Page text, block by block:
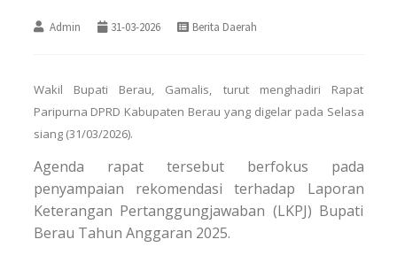
Admin 31-03-2026 Berita Daerah
Wakil Bupati Berau, Gamalis, turut menghadiri Rapat
Paripurna DPRD Kabupaten Berau yang digelar pada Selasa
siang (31/03/2026).
Agenda rapat tersebut berfokus pada
penyampaian rekomendasi terhadap Laporan
Keterangan Pertanggungjawaban (LKPJ) Bupati
Berau Tahun Anggaran 2025.